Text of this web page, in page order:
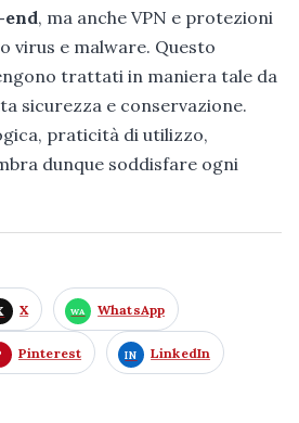
, ma anche VPN e protezioni
virus e malware. Questo
trattati in maniera tale da
sicurezza e conservazione.
praticità di utilizzo,
dunque soddisfare ogni
X WhatsApp
Pinterest LinkedIn